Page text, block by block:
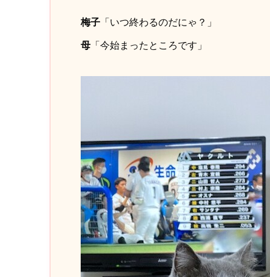
梅子「いつ終わるのだにゃ？」
母「今始まったところです」